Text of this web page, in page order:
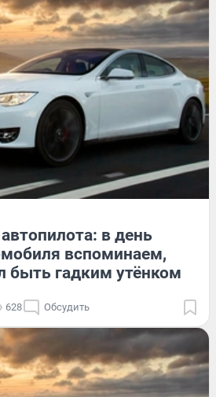
в день
вспоминаем,
быть гадким утёнком
628 Обсудить